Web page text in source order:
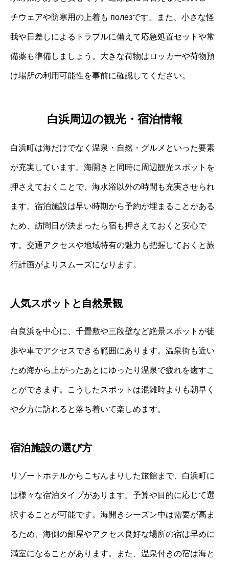
チウェアや防寒用の上着も полезです。また、小さな怪
我や日差しによるトラブルに備えて応急処置セットや常
備薬も準備しましょう。大きな荷物はロッカーや荷物預
け場所の利用可能性を事前に確認してください。
白浜周辺の観光・宿泊情報
白浜町は海だけでなく温泉・自然・グルメといった要素
が充実しています。海開きと同時に周辺観光スポットを
押さえておくことで、海水浴以外の時間も充実させられ
ます。宿泊施設は早い時期から予約が埋まることがある
ため、訪問日が決まったら宿も押さえておくと安心で
す。交通アクセスや地域特有の魅力も把握しておくと旅
行計画がよりスムーズになります。
人気スポットと自然景観
白良浜を中心に、千畳敷や三段壁など絶景スポットが徒
歩や車でアクセスできる範囲にあります。温泉街も近い
ため海から上がったあとにゆったり温泉で疲れを癒すこ
とができます。こうしたスポットは混雑時よりも朝早く
や夕方に訪れると落ち着いて楽しめます。
宿泊施設の選び方
リゾートホテルからこぢんまりした旅館まで、白浜町に
は様々な宿泊タイプがあります。予算や目的に応じて選
択することが可能です。海開きシーズン中は需要が高ま
るため、海側の部屋やアクセス良好な場所の宿は早めに
満室になることがあります。また、温泉付きの宿は海と